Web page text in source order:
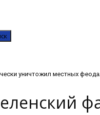
уничтожил местных